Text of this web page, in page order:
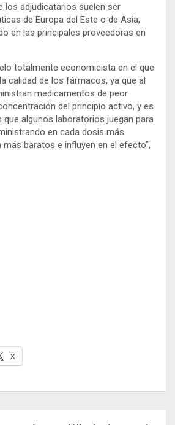
los adjudicatarios suelen ser
de Europa del Este o de Asia,
en las principales proveedoras en
totalmente economicista en el que
calidad de los fármacos, ya que al
medicamentos de peor
del principio activo, y es
que algunos laboratorios juegan para
en cada dosis más
baratos e influyen en el efecto”,
X